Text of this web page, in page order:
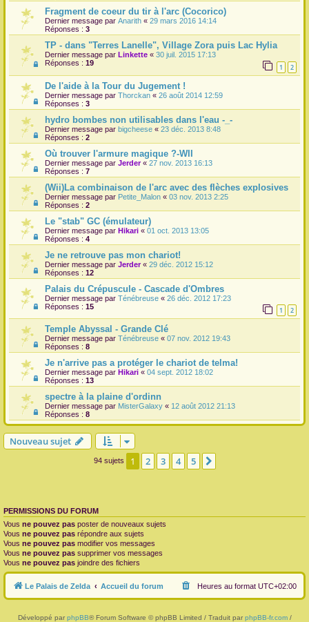
Fragment de coeur du tir à l'arc (Cocorico)
Dernier message par Anarith « 29 mars 2016 14:14
Réponses : 3
TP - dans "Terres Lanelle", Village Zora puis Lac Hylia
Dernier message par Linkette « 30 juil. 2015 17:13
Réponses : 19 1 2
De l'aide à la Tour du Jugement !
Dernier message par Thorckan « 26 août 2014 12:59
Réponses : 3
hydro bombes non utilisables dans l'eau -_-
Dernier message par bigcheese « 23 déc. 2013 8:48
Réponses : 2
Où trouver l'armure magique ?-WII
Dernier message par Jerder« 27 nov. 2013 16:13
Réponses : 7
(Wii)La combinaison de l'arc avec des flèches explosives
Dernier message par Petite_Malon « 03 nov. 2013 2:25
Réponses : 2
Le "stab" GC (émulateur)
Dernier message par Hikari « 01 oct. 2013 13:05
Réponses : 4
Je ne retrouve pas mon chariot!
Dernier message par Jerder« 29 déc. 2012 15:12
Réponses : 12
Palais du Crépuscule - Cascade d'Ombres
Dernier message par Ténébreuse « 26 déc. 2012 17:23
Réponses : 15 1 2
Temple Abyssal - Grande Clé
Dernier message par Ténébreuse « 07 nov. 2012 19:43
Réponses : 8
Je n'arrive pas a protéger le chariot de telma!
Dernier message par Hikari « 04 sept. 2012 18:02
Réponses : 13
spectre à la plaine d'ordinn
Dernier message par MisterGalaxy « 12 août 2012 21:13
Réponses : 8
Nouveau sujet
94 sujets 1 2 3 4 5
PERMISSIONS DU FORUM
Vous ne pouvez pas poster de nouveaux sujets
Vous ne pouvez pas répondre aux sujets
Vous ne pouvez pas modifier vos messages
Vous ne pouvez pas supprimer vos messages
Vous ne pouvez pas joindre des fichiers
Le Palais de Zelda Accueil du forum Heures au format UTC+02:00
Développé par phpBB® Forum Software © phpBB Limited / Traduit par phpBB-fr.com/